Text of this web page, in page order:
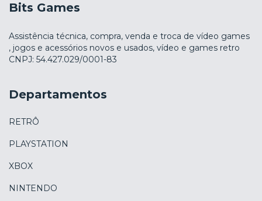
Bits Games
Assistência técnica, compra, venda e troca de vídeo games
, jogos e acessórios novos e usados, vídeo e games retro
CNPJ: 54.427.029/0001-83
Departamentos
RETRÔ
PLAYSTATION
XBOX
NINTENDO